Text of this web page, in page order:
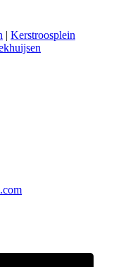
| Kerstroosplein